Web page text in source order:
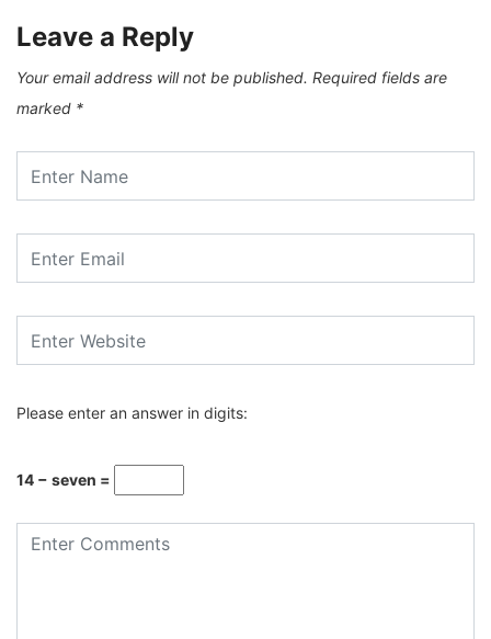
Leave a Reply
Your email address will not be published. Required fields are
marked *
Please enter an answer in digits:
14 − seven =